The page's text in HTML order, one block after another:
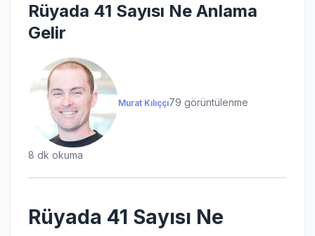
Rüyada 41 Sayısı Ne Anlama
Gelir
Murat Kılıççı79 görüntülenme
8 dk okuma
Rüyada 41 Sayısı Ne